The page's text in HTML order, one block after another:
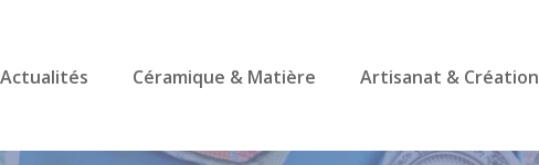
Actualités Céramique & Matière Artisanat & Création